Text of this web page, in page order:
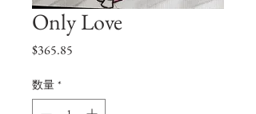
Only Love
$365.85
数量 *